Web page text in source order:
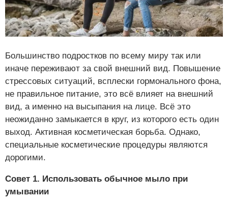
Большинство подростков по всему миру так или
иначе переживают за свой внешний вид. Повышение
стрессовых ситуаций, всплески гормонального фона,
не правильное питание, это всё влияет на внешний
вид, а именно на высыпания на лице. Всё это
неожиданно замыкается в круг, из которого есть один
выход. Активная косметическая борьба. Однако,
специальные косметические процедуры являются
дорогими.
Совет 1. Использовать обычное мыло при
умывании